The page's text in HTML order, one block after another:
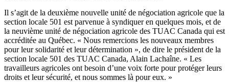
Il s’agit de la deuxième nouvelle unité de négociation agricole que la
section locale 501 est parvenue à syndiqueren quelques mois, et de
la neuvième unité de négociation agricole des TUAC Canada qui est
accréditée au Québec. « Nous remercions les nouveaux membres
pourleur solidarité et leur détermination », de dire le président de la
section locale 501 des TUAC Canada, Alain Lachaîne. « Les
travailleurs agricoles ont besoin d’une voix forte pourprotéger leurs
droits et leur sécurité, et nous sommes là poureux. »